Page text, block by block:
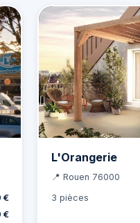
€
€
L'Orangerie
📍 Rouen 76000
3 pièces